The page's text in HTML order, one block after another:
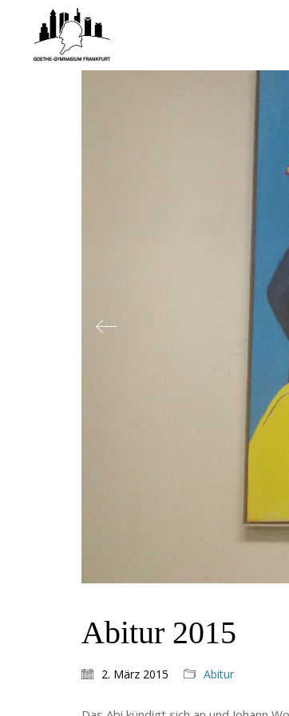
Abitur 2015
2. März 2015 Abitur